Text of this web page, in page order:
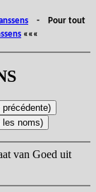
- Pour tout
«««
van Goed uit